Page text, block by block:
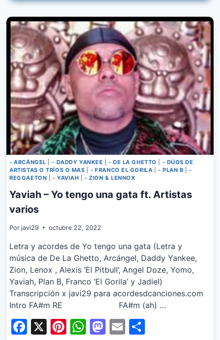
–
- ARCÁNGEL |- DADDY YANKEE |- DE LA GHETTO
- DÚOS DE
ARTISTAS O TRÍOS O MAS |- FRANCO EL GORILA - PLAN B |-
REGGAETON
- YAVIAH |- ZION & LENNOX
Yaviah – Yo tengo una gata ft. Artistas
varios
Por javi29 octubre 22, 2022
Letra y acordes de Yo tengo una gata (Letra y
música de De La Ghetto, Arcángel, Daddy Yankee,
Zion, Lenox , Alexis ‘El Pitbull’, Angel Doze, Yomo,
Yaviah, Plan B, Franco ‘El Gorila’ y Jadiel)
Transcripción x javi29 para acordesdcanciones.com
Intro FA#m RE FA#m (ah) …
Facebook
X Pinterest
WhatsApp
Mastodon
Email